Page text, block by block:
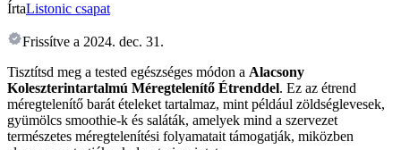
ÍrtaListonic csapat
Frissítve a 2024. dec. 31.
Tisztítsd meg a tested egészséges módon a Alacsony
Koleszterintartalmú Méregtelenítő Étrenddel. Ez az étrend
méregtelenítő barát ételeket tartalmaz, mint például zöldséglevesek,
gyümölcs smoothie-k és saláták, amelyek mind a szervezet
természetes méregtelenítési folyamatait támogatják, miközben